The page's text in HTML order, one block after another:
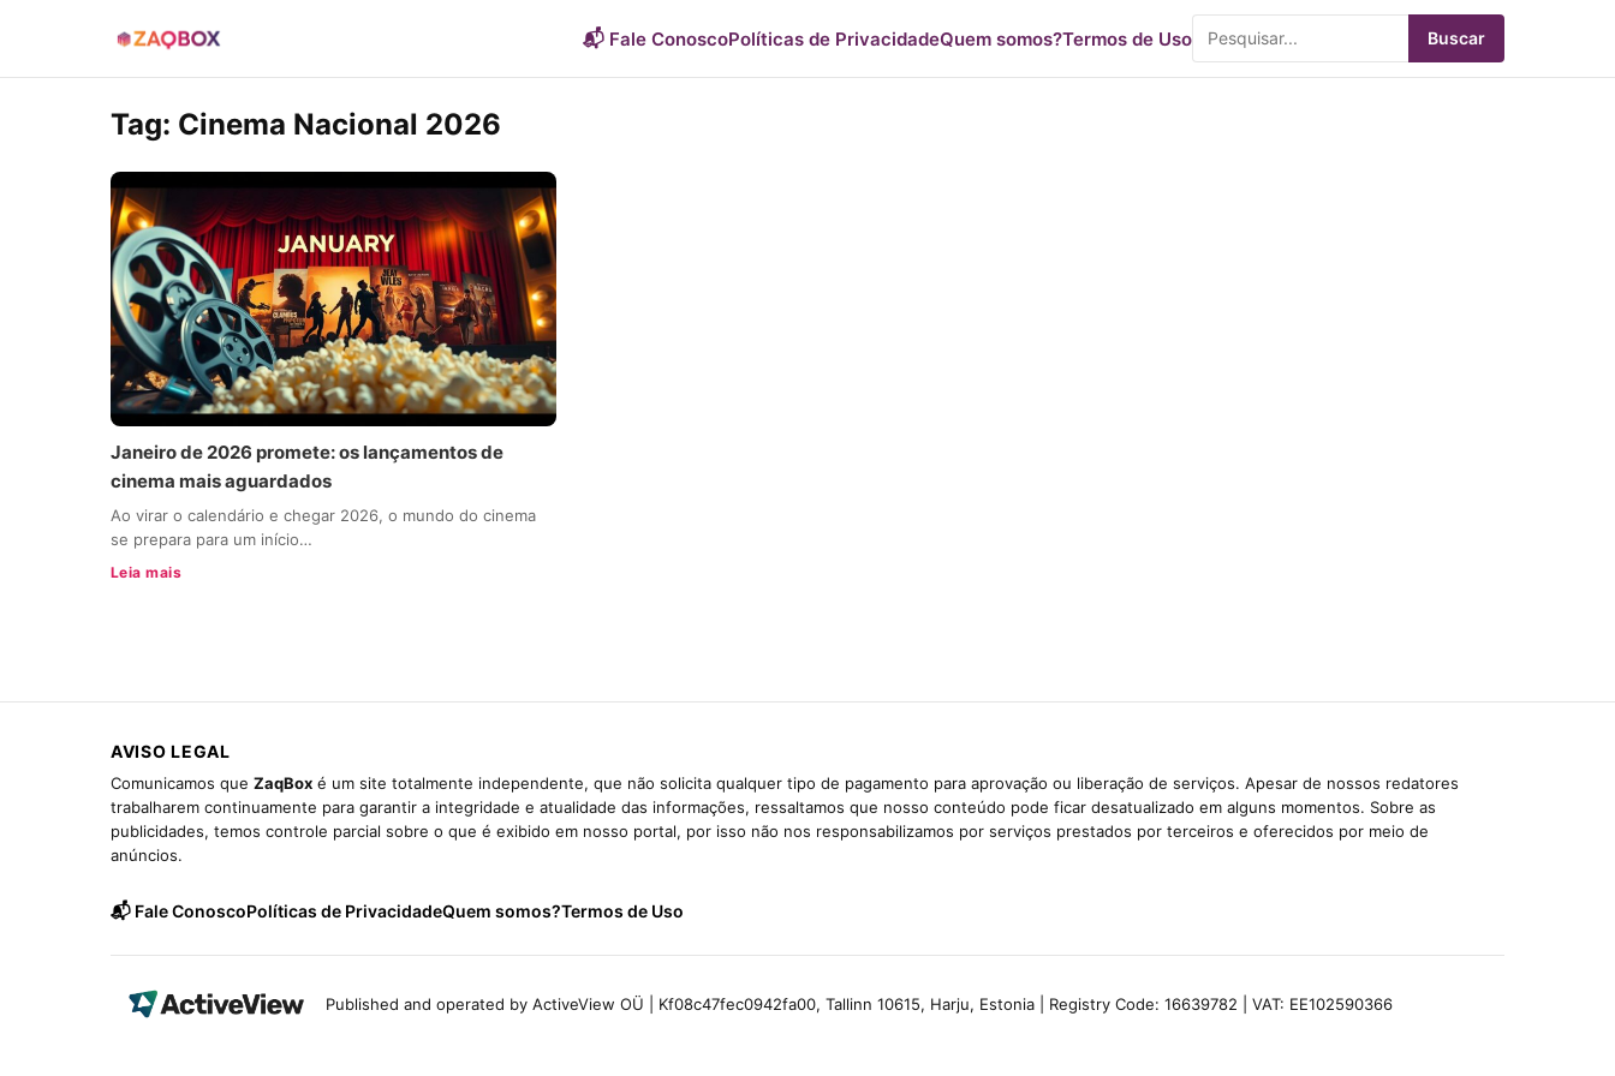
📬 Fale ConoscoPolíticas de PrivacidadeQuem somos?Termos de Uso Buscar
Tag: Cinema Nacional 2026
Janeiro de 2026 promete: os lançamentos de
cinema mais aguardados
Ao virar o calendário e chegar 2026, o mundo do cinema
se prepara para um início…
Leia mais
AVISO LEGAL
Comunicamos que ZaqBox é um site totalmente independente, que não solicita qualquer tipo de pagamento para aprovação ou liberação de serviços. Apesar de nossos redatores
trabalharem continuamente para garantir a integridade e atualidade das informações, ressaltamos que nosso conteúdo pode ficar desatualizado em alguns momentos. Sobre as
publicidades, temos controle parcial sobre o que é exibido em nosso portal, por isso não nos responsabilizamos por serviços prestados por terceiros e oferecidos por meio de
anúncios.
📬 Fale ConoscoPolíticas de PrivacidadeQuem somos?Termos de Uso
Published and operated by ActiveView OÜ | Kf08c47fec0942fa00, Tallinn 10615, Harju, Estonia | Registry Code: 16639782 | VAT: EE102590366